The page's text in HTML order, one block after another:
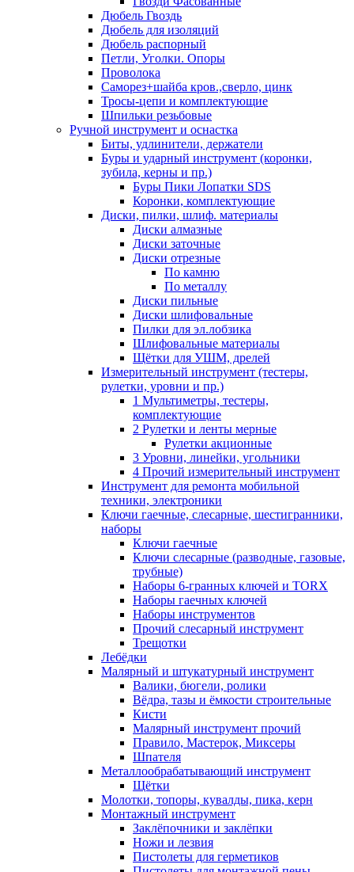
Дюбель Гвоздь
Дюбель для изоляций
Дюбель распорный
Петли, Уголки. Опоры
Проволока
Саморез+шайба кров.,сверло, цинк
Тросы-цепи и комплектующие
Шпильки резьбовые
Ручной инструмент и оснастка
Биты, удлинители, держатели
Буры и ударный инструмент (коронки,
зубила, керны и пр.)
Буры Пики Лопатки SDS
Коронки, комплектующие
Диски, пилки, шлиф. материалы
Диски алмазные
Диски заточные
Диски отрезные
По камню
По металлу
Диски пильные
Диски шлифовальные
Пилки для эл.лобзика
Шлифовальные материалы
Щётки для УШМ, дрелей
Измерительный инструмент (тестеры,
рулетки, уровни и пр.)
1 Мультиметры, тестеры,
комплектующие
2 Рулетки и ленты мерные
Рулетки акционные
3 Уровни, линейки, угольники
4 Прочий измерительный инструмент
Инструмент для ремонта мобильной
техники, электроники
Ключи гаечные, слесарные, шестигранники,
наборы
Ключи гаечные
Ключи слесарные (разводные, газовые,
трубные)
Наборы 6-гранных ключей и TORX
Наборы гаечных ключей
Наборы инструментов
Прочий слесарный инструмент
Трещотки
Лебёдки
Малярный и штукатурный инструмент
Валики, бюгели, ролики
Вёдра, тазы и ёмкости строительные
Кисти
Малярный инструмент прочий
Правило, Мастерок, Миксеры
Шпателя
Металлообрабатывающий инструмент
Щётки
Молотки, топоры, кувалды, пика, керн
Монтажный инструмент
Заклёпочники и заклёпки
Ножи и лезвия
Пистолеты для герметиков